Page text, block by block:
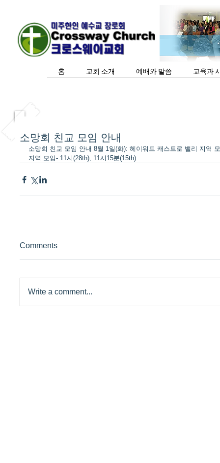
홈 교회 소개 예배와 말씀 교육과
소망회 친교 모임 안내
소망회 친교 모임 안내 8월 1일(화): 헤이워드 캐스트로 밸리 지역
지역 모임- 11시(28th), 11시15분(15th)
Comments
Write a comment...